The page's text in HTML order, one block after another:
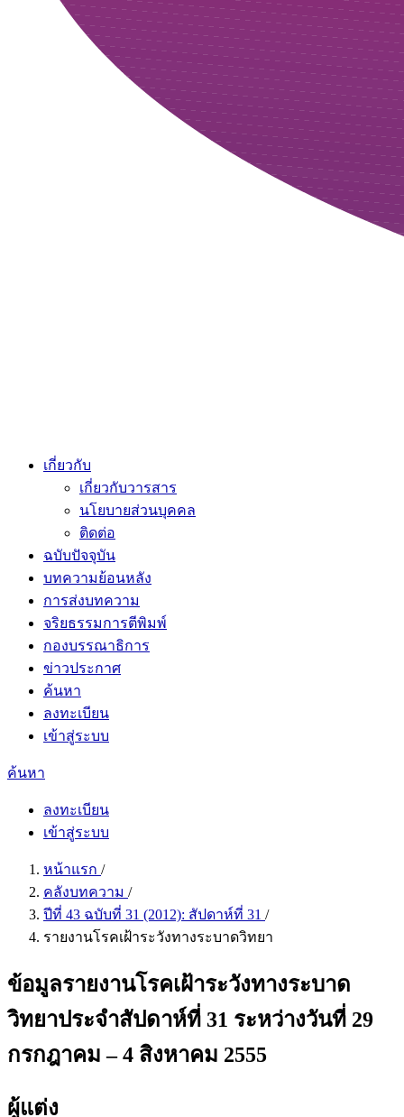
เกี่ยวกับ
เกี่ยวกับวารสาร
นโยบายส่วนบุคคล
ติดต่อ
ฉบับปัจจุบัน
บทความย้อนหลัง
การส่งบทความ
จริยธรรมการตีพิมพ์
กองบรรณาธิการ
ข่าวประกาศ
ค้นหา
ลงทะเบียน
เข้าสู่ระบบ
ค้นหา
ลงทะเบียน
เข้าสู่ระบบ
หน้าแรก /
คลังบทความ /
ปีที่ 43 ฉบับที่ 31 (2012): สัปดาห์ที่ 31 /
รายงานโรคเฝ้าระวังทางระบาดวิทยา
ข้อมูลรายงานโรคเฝ้าระวังทางระบาด
วิทยาประจำสัปดาห์ที่ 31 ระหว่างวันที่ 29
กรกฎาคม – 4 สิงหาคม 2555
ผู้แต่ง